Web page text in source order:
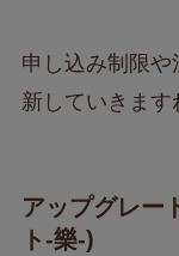
申し込み制限
新していきます
アップグレー
ト-樂-)